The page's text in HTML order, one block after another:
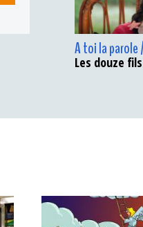
A toi la parole
Les douze